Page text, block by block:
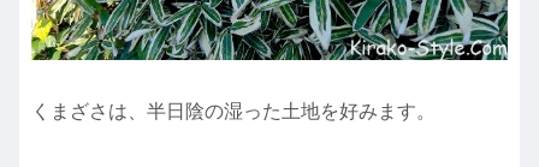
くまざさは、半日陰の湿った土地を好みます。